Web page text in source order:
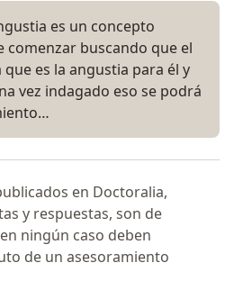
es un concepto
comenzar buscando que el
es la angustia para él y
vez indagado eso se podrá
en Doctoralia,
y respuestas, son de
ningún caso deben
de un asesoramiento